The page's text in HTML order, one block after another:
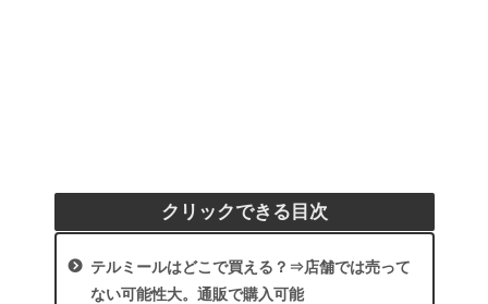
クリックできる目次
テルミールはどこで買える？⇒店舗では売って
ない可能性大。通販で購入可能